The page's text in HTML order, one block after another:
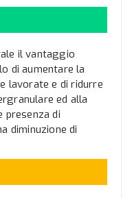
il vantaggio
di aumentare la
lavorate e di ridurre
ed alla
presenza di
diminuzione di